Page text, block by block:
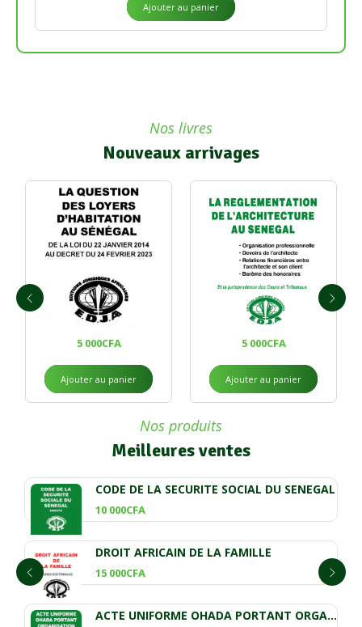
Ajouter au panier
Nos livres
Nouveaux arrivages
5 000CFA
Ajouter au panier
5 000CFA
Ajouter au panier
Nos produits
Meilleures ventes
CODE DE LA SECURITE SOCIAL DU SENEGAL
10 000CFA
DROIT AFRICAIN DE LA FAMILLE
15 000CFA
ACTE UNIFORME OHADA PORTANT ORGANISATION DES SÛRETÉS